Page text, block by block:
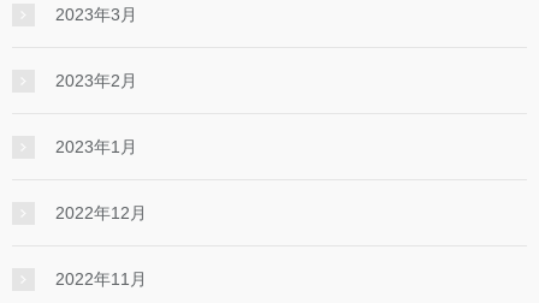
2023年3月
2023年2月
2023年1月
2022年12月
2022年11月